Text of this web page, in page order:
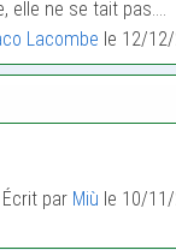
elle ne se tait pas.…
Lacombe le 12/
Écrit par Miù le 10/